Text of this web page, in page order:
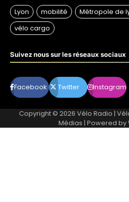
Suivez nous sur les réseaux sociaux
Facebook Twitter Instagram
Copyright © 2026 Vélo Radio |
Médias | Powered by